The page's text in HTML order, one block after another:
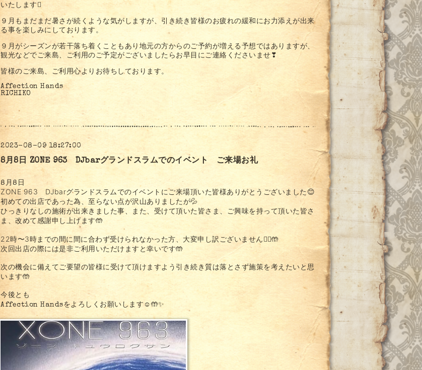
いたします
９月もまだまだ暑さが続くような気がしますが、引き続き皆様のお疲れの緩和にお力添えが出来
る事を楽しみにしております。
９月がシーズンが若干落ち着くこともあり地元の方からのご予約が増える予想ではありますが、
観光などでご来島、ご利用のご予定がございましたらお早目にご連絡くださいませ❣
皆様のご来島、ご利用心よりお待ちしております。
Affection Hands
RICHIKO
2023-08-09 18:27:00
8月8日 ZONE 963 DJbarグランドスラムでのイベント ご来場お礼
8月8日
ZONE 963 DJbarグランドスラムでのイベント にご来場頂いた皆様ありがとうございました😊
初めての出店であった為、至らない点が沢山ありましたが💦
ひっきりなしの施術が出来きました事、また、受けて頂いた皆さま、ご興味を持って頂いた皆さ
ま、改めて感謝申し上げます🤲
22時〜3時までの間に間に合わず受けられなかった方、大変申し訳ございません🙇‍♀️🤲
次回出店の際には是非ご利用いただけますと幸いです🤲
次の機会に備えてご要望の皆様に受けて頂けますよう引き続き質は落とさず施策を考えたいと思
います🤲
今後とも
Affection Handsをよろしくお願いします☺️🤲✨